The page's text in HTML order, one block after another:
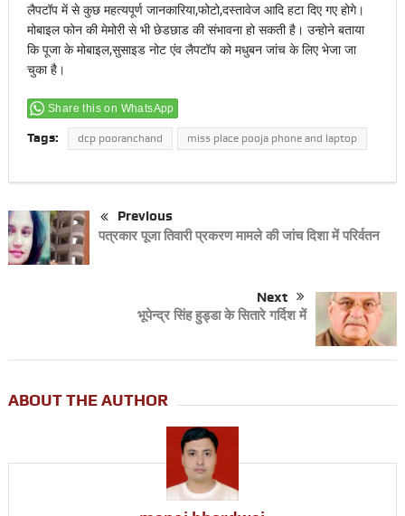
लैपटॉप में से कुछ महत्यपूर्ण जानकारिया,फोटो,दस्तावेज आदि हटा दिए गए होगे।
मोबाइल फोन की मेमोरी से भी छेडछाड की संभावना हो सकती है। उन्होने बताया
कि पूजा के मोबाइल,सुसाइड नोट एंव लैपटॉप को मधुबन जांच के लिए भेजा जा
चुका है।
Share this on WhatsApp
Tags: dcp pooranchand miss place pooja phone and laptop
Previous
पत्रकार पूजा तिवारी प्रकरण मामले की जांच दिशा में परिर्वतन
Next
भूपेन्द्र सिंह हुड्डा के सितारे गर्दिश में
ABOUT THE AUTHOR